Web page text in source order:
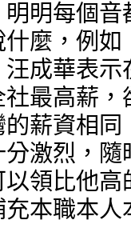
明每個音
麼，例如
成華表示
最高薪，
薪資相同
激烈，隨
領比他高
本職本人